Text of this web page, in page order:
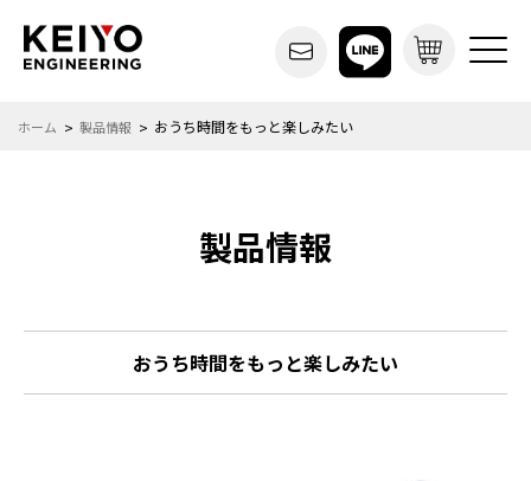
ホーム 製品情報 おうち時間をもっと楽しみたい
製品情報
おうち時間をもっと楽しみたい